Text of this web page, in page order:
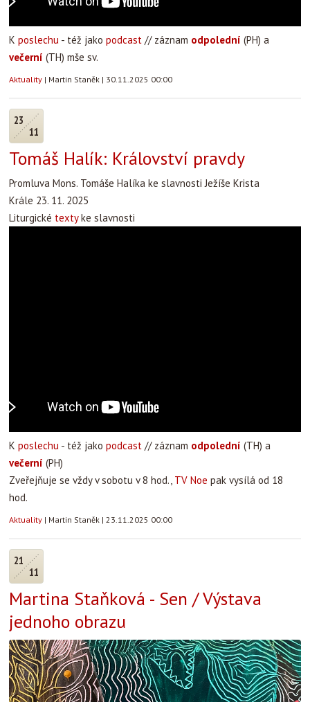
K poslechu - též jako podcast // záznam odpolední (PH) a
večerní (TH) mše sv.
Aktuality | Martin Staněk | 30.11.2025 00:00
23
11
Tomáš Halík: Království pravdy
Promluva Mons. Tomáše Halíka ke slavnosti Ježíše Krista
Krále 23. 11. 2025
Liturgické textyke slavnosti
K poslechu - též jako podcast // záznam odpolední (TH) a
večerní (PH)
Zveřejňuje se vždy v sobotu v 8 hod., TV Noe pak vysílá od 18
hod.
Aktuality | Martin Staněk | 23.11.2025 00:00
21
11
Martina Staňková - Sen / Výstava
jednoho obrazu